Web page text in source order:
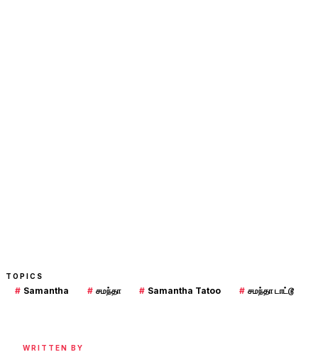
TOPICS
# Samantha # சமந்தா # Samantha Tatoo # சமந்தா டாட்டூ
WRITTEN BY